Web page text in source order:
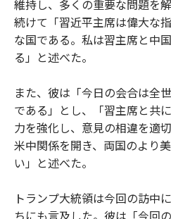
維持し、多くの重要な問題を
続けて「習近平主席は偉大な
な国である。私は習主席と中
る」と述べた。
また、彼は「今日の会合は全
である」とし、「習主席と共
力を強化し、意見の相違を適
米中関係を開き、両国のより
い」と述べた。
トランプ大統領は今回の訪中
ちにも言及した。彼は「今回